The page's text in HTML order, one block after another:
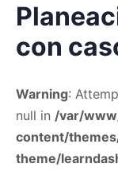
con
Warning:
null in /var/
content/
theme/